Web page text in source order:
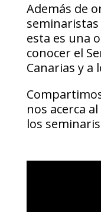
Además de
esta es una
conocer el
Canarias y a
nos acerca
los